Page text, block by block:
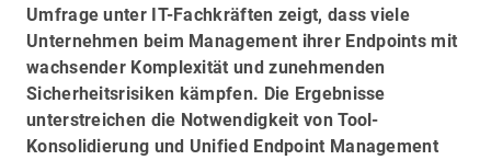
Umfrage unter IT-Fachkräften zeigt, dass viele
Unternehmen beim Management ihrer Endpoints mit
wachsender Komplexität und zunehmenden
Sicherheitsrisiken kämpfen. Die Ergebnisse
unterstreichen die Notwendigkeit von Tool-
Konsolidierung und Unified Endpoint Management